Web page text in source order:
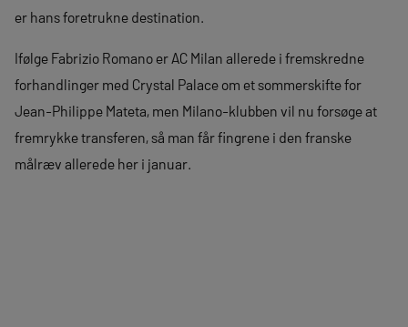
er hans foretrukne destination.
Ifølge Fabrizio Romano er AC Milan allerede i fremskredne
forhandlinger med Crystal Palace om et sommerskifte for
Jean-Philippe Mateta, men Milano-klubben vil nu forsøge at
fremrykke transferen, så man får fingrene i den franske
målræv allerede her i januar.